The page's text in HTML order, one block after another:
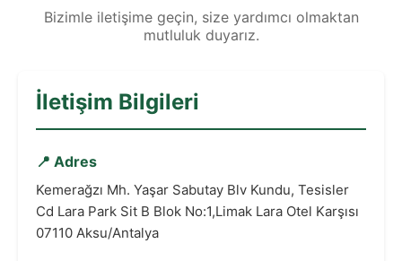
Bizimle iletişime geçin, size yardımcı olmaktan
mutluluk duyarız.
İletişim Bilgileri
📍 Adres
Kemerağzı Mh. Yaşar Sabutay Blv Kundu, Tesisler
Cd Lara Park Sit B Blok No:1,Limak Lara Otel Karşısı
07110 Aksu/Antalya